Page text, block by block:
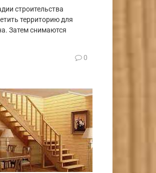
строительства
территорию для
Затем снимаются
0